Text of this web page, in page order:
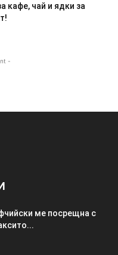
кафе, чай и ядки за
-
ме посрещна с